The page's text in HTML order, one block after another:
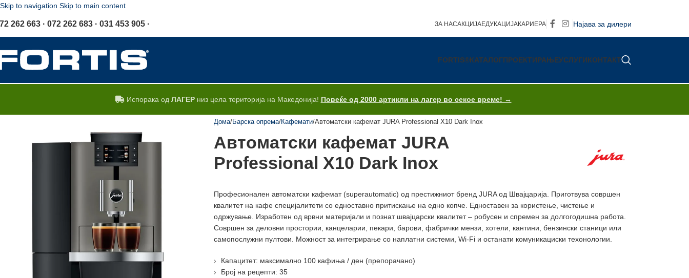
Skip to navigation Skip to main content
262 663 · 072 262 683 · 031 453 905 · ЗА НАСАКЦИЈАЕДУКАЦИЈАКАРИЕРА Најава за дилери
FORTIS®КАТАЛОГПРОЕКТИРАЊЕУСЛУГИКОНТАКТ
Испорака од ЛАГЕРниз цела територија на Македонија! Повеќе од 2000 артикли на лагер во секое време! →
Дома Барска опрема Кафемати Автоматски кафемат JURA Professional X10 Dark Inox
Автоматски кафемат JURA
Professional X10 Dark Inox
Професионален автоматски кафемат (superautomatic) од престижниот бренд JURA од Швајцарија. Приготвува совршен
квалитет на кафе специјалитети со едноставно притискање на едно копче. Едноставен за користење, чистење и
одржување. Изработен од врвни материјали и познат швајцарски квалитет – робусен и спремен за долгогодишна работа.
Совршен за деловни простории, канцеларии, пекари, барови, фабрички мензи, хотели, кантини, бензински станици или
самопослужни пултови. Можност за интегрирање со наплатни системи, Wi-Fi и останати комуникациски техонологии.
Капацитет: максимално 100 кафиња / ден (препорачано)
Број на рецепти: 35